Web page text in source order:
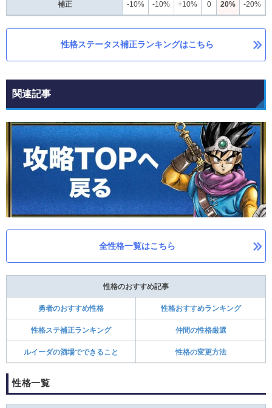
補正 -10% -10% +10% 0 20% -20%
性格ステータス補正ランキングはこちら
関連記事
全性格一覧はこちら
性格のおすすめ記事
勇者のおすすめ性格 性格おすすめランキング
性格ステ補正ランキング 仲間の性格厳選
ルイーダの酒場でできること 性格の変更方法
性格一覧